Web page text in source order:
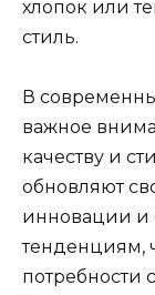
хлопок или
стиль.
В
важное
качеству и
обновляют
инновации и
тенденциям,